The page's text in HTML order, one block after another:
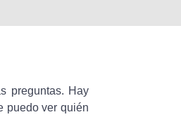
preguntas. Hay
puedo ver quién